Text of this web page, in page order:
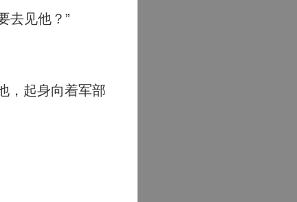
去见他？”
，起身向着军部